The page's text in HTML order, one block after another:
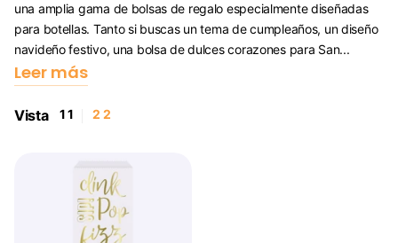
una amplia gama de bolsas de regalo especialmente diseñadas
para botellas. Tanto si buscas un tema de cumpleaños, un diseño
navideño festivo, una bolsa de dulces corazones para San...
Leer más
Vista 11 2 2